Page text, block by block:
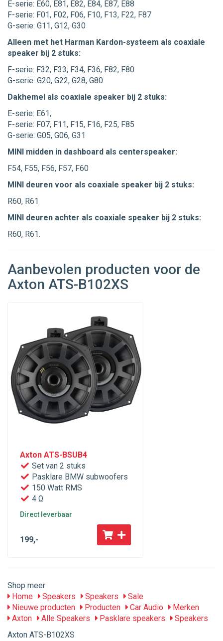
E-serie: E60, E81, E82, E84, E87, E88
F-serie: F01, F02, F06, F10, F13, F22, F87
G-serie: G11, G12, G30
Alleen met het Harman Kardon-systeem als coaxiale
speaker bij 2 stuks:
F-serie: F32, F33, F34, F36, F82, F80
G-serie: G20, G22, G28, G80
Dakhemel als coaxiale speaker bij 2 stuks:
E-serie: E61,
F-serie: F07, F11, F15, F16, F25, F85
G-serie: G05, G06, G31
MINI midden in dashboard als centerspeaker:
F54, F55, F56, F57, F60
MINI deuren voor als coaxiale speaker bij 2 stuks:
R60, R61
MINI deuren achter als coaxiale speaker bij 2 stuks:
R60, R61.
Aanbevolen producten voor de
Axton ATS-B102XS
Axton ATS-BSUB4
Set van 2 stuks
Pasklare BMW subwoofers
150 Watt RMS
4 Ω
Direct leverbaar
199,-
Shop meer
Home
Speakers Speakers
Sale
Nieuwe producten
Producten Car Audio
Merken
Axton
Alle Speakers Pasklare speakers
Speakers
Axton ATS-B102XS